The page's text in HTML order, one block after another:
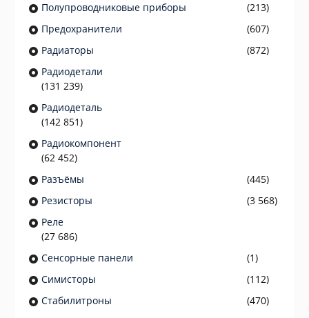
Полупроводниковые приборы
(213)
Предохранители
(607)
Радиаторы
(872)
Радиодетали
(131 239)
Радиодеталь
(142 851)
Радиокомпонент
(62 452)
Разъёмы
(445)
Резисторы
(3 568)
Реле
(27 686)
Сенсорные панели
(1)
Симисторы
(112)
Стабилитроны
(470)